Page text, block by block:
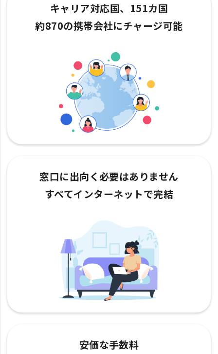
キャリア対応国、151カ国
約870の携帯会社にチャージ可能
窓口に出向く必要はありません
すべてインターネットで完結
安価な手数料